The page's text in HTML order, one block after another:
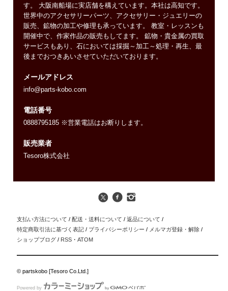
す。 大阪南船場に実店舗を構えています。本社は高知です。
世界中のアクセサリーパーツ、アクセサリー・ジュエリーの
販売、鉱物の加工や修理も承っています。 教室・レッスンも
開催中で、作家作品の販売もしてます。 鉱物・貴金属の買取
サービスもあり、石においては採掘～加工～処理・再生、最
後までおつきあいさせていただいております。
メールアドレス
info@parts-kobo.com
電話番号
0888795185 ※営業電話はお断りします。
販売業者
Tesoro株式会社
支払い方法について / 配送・送料について / 返品について /
特定商取引法に基づく表記 / プライバシーポリシー / メルマガ登録・解除 /
ショップブログ / RSS ・ATOM
© partskobo [Tesoro Co.Ltd.]
Powered by